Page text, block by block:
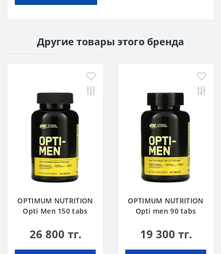
Другие товары этого бренда
OPTIMUM NUTRITION
Opti Men 150 tabs
26 800 тг.
OPTIMUM NUTRITION
Opti men 90 tabs
19 300 тг.